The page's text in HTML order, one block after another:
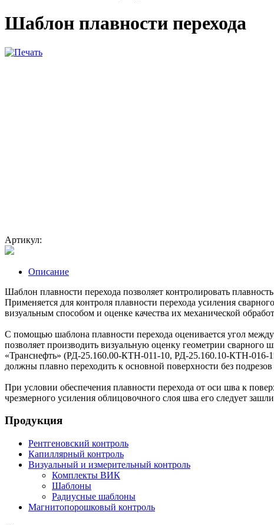
Шаблон плавности перехода
Артикул:
Описание
Шаблон плавности перехода позволяет контролировать
Применяется для контроля плавности перехода усиления
визуальным способом и оценке качества их механической
С помощью шаблона плавности перехода оценивается угол
позволяет производить визуальную оценку геометрии
«Транснефть» (РД-25.160.00-КТН-011-10, РД-25.160.10-КТН-
должны плавно переходить к основной поверхности без
При условии обеспечения плавности перехода от оси шва к
чрезмерного усиления облицовочного слоя шва его следует
Продукция
Рентгеновский контроль
Капиллярный контроль
Визуальный и измерительный контроль
Комплекты ВИК
Шаблоны
Радиусные шаблоны
Магнитопорошковый контроль